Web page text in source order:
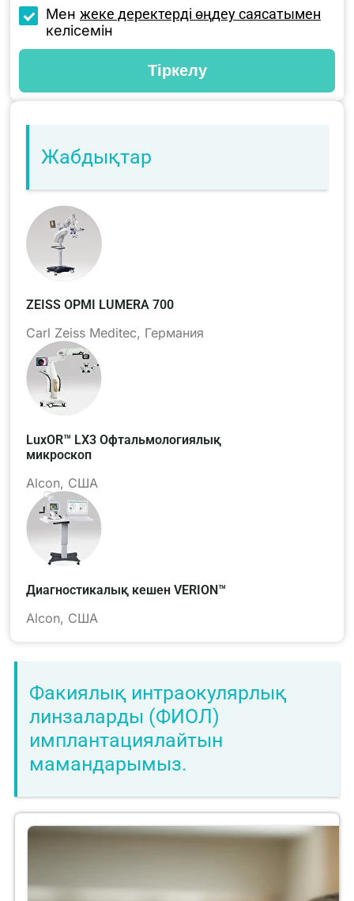
Мен жеке деректерді өңдеу саясатымен
келісемін
Жабдықтар
ZEISS OPMI LUMERA 700
Carl Zeiss Mediteс, Германия
LuxOR™ LX3 Офтальмологиялық
микроскоп
Alcon, США
Диагностикалық кешен VERION™
Alcon, США
Факиялық интраокулярлық
линзаларды (ФИОЛ)
имплантациялайтын
мамандарымыз.